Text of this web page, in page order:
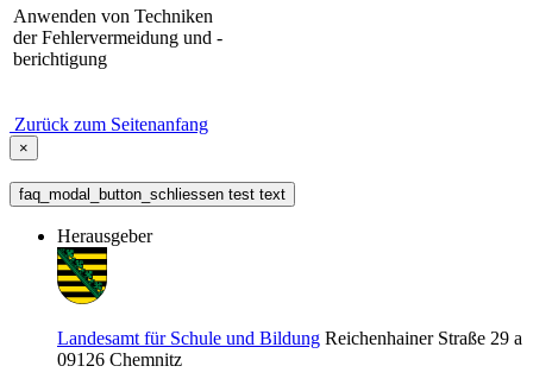
Anwenden von Techniken
der Fehlervermeidung und -
berichtigung
Zurück zum Seitenanfang
×
faq_modal_button_schliessen test text
Herausgeber
Landesamt für Schule und Bildung Reichenhainer Straße 29 a
09126 Chemnitz